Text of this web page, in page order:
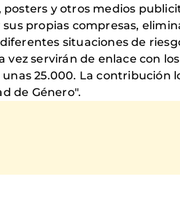
y otros medios
propias compresas,
situaciones de
servirán de enlace con
25.000. La contribución
de Género".